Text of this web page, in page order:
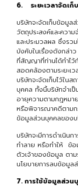
6. ระยะเวลาจัดเ
บริษัทจะจัดเก็บข้อมูล
วัตถุประสงค์และควา
และประมวลผล ซึ่งร
บังคับในเรื่องดังกล่า
ที่สัญญาที่ท่านได้ทำไว้
สอดคล้องตามระยะเ
บริษัทจะจัดเก็บไว้ในส
บุคคล ทั้งนี้บริษัทจำเ
อายุความตามกฎหมา
หรือพิจารณาคดีตามก
ข้อมูลส่วนบุคคลของ
บริษัทจะมีการดำเนิน
ทำลาย หรือทำให้ ข้อ
ตัวเจ้าของข้อมูล ตาม
นโยบายการลบข้อมู
7. การใช้ข้อมูลส่วน